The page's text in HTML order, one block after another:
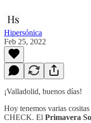
Hipersónica
Feb 25, 2022
¡Valladolid, buenos días!
Hoy tenemos varias
CHECK. El Primavera